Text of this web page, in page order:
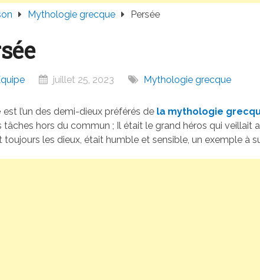
Mythologie grecque Persée
juillet 25, 2023 Mythologie grecque
est l’un des demi-dieux préférés de la mythologie
tâches hors du commun ; Il était le grand héros qui veillait
toujours les dieux, était humble et sensible, un exemple à